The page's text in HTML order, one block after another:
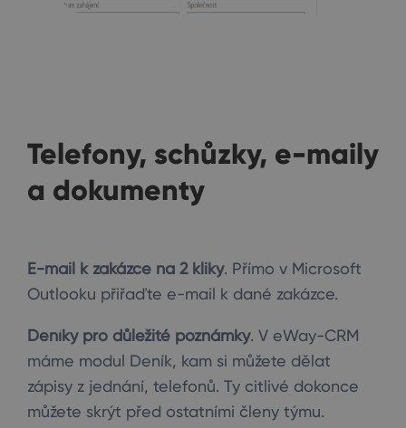
Telefony, schůzky, e-maily
a dokumenty
E-mail k zakázce na 2 kliky. Přímo v Microsoft
Outlooku přiřaďte e-mail k dané zakázce.
Deníky pro důležité poznámky. V eWay-CRM
máme modul Deník, kam si můžete dělat
zápisy z jednání, telefonů. Ty citlivé dokonce
můžete skrýt před ostatními členy týmu.